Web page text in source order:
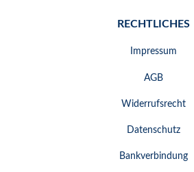
RECHTLICHES
Impressum
AGB
Widerrufsrecht
Datenschutz
Bankverbindung